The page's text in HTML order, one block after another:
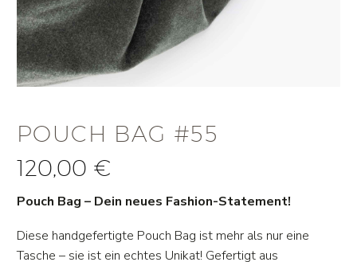
POUCH BAG #55
120,00 €
Pouch Bag – Dein neues Fashion-Statement!
Diese handgefertigte Pouch Bag ist mehr als nur eine
Tasche – sie ist ein echtes Unikat! Gefertigt aus